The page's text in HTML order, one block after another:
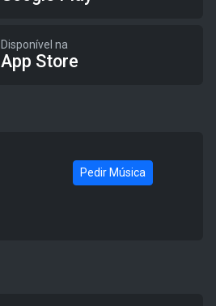
Disponível na
App Store
Pedir Música